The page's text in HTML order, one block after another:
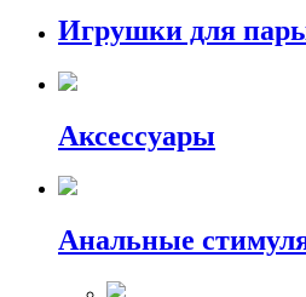
Игрушки для
Аксессуары
Анальные